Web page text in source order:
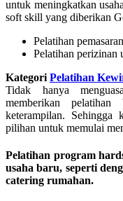
untuk meningkatkan
soft skill yang diberikan
Pelatihan
Pelatihan perizinan
Kategori Pelatihan
Tidak hanya
memberikan
keterampilan. Sehingga
pilihan untuk memulai
Pelatihan program
usaha baru, seperti
catering rumahan.